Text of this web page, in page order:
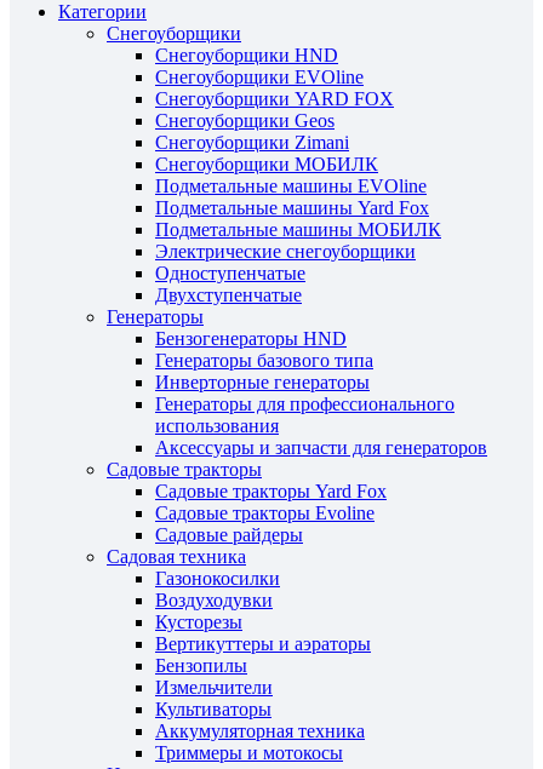
Категории
Снегоуборщики
Снегоуборщики HND
Снегоуборщики EVOline
Снегоуборщики YARD FOX
Снегоуборщики Geos
Снегоуборщики Zimani
Снегоуборщики МОБИЛК
Подметальные машины EVOline
Подметальные машины Yard Fox
Подметальные машины МОБИЛК
Электрические снегоуборщики
Одноступенчатые
Двухступенчатые
Генераторы
Бензогенераторы HND
Генераторы базового типа
Инверторные генераторы
Генераторы для профессионального
использования
Аксессуары и запчасти для генераторов
Садовые тракторы
Садовые тракторы Yard Fox
Садовые тракторы Evoline
Садовые райдеры
Садовая техника
Газонокосилки
Воздуходувки
Кусторезы
Вертикуттеры и аэраторы
Бензопилы
Измельчители
Культиваторы
Аккумуляторная техника
Триммеры и мотокосы